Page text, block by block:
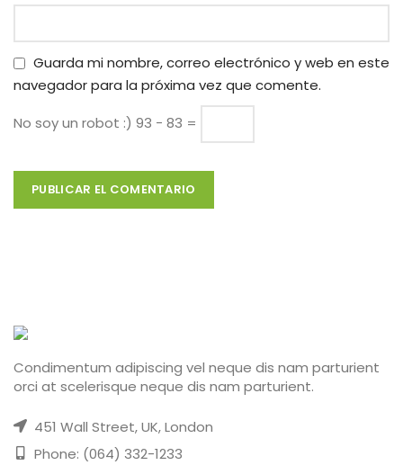
Guarda mi nombre, correo electrónico y web en este
navegador para la próxima vez que comente.
No soy un robot :) 93 − 83 =
Condimentum adipiscing vel neque dis nam parturient
orci at scelerisque neque dis nam parturient.
451 Wall Street, UK, London
Phone: (064) 332-1233